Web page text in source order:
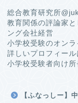
総合教育研究所
教育関係の評論家
ング会社経営
小学校受験のオン
詳しいプロフィール
小学校受験者向け
【ふなっしー】